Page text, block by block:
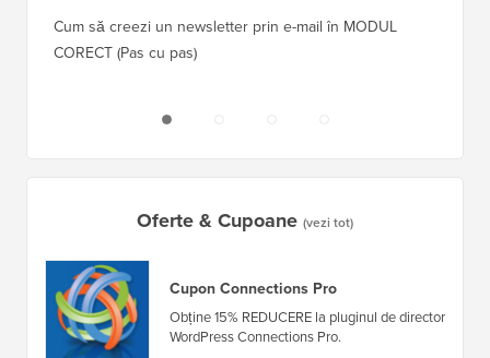
Cum să creezi un newsletter prin e-mail în MODUL
CORECT (Pas cu pas)
Oferte & Cupoane (vezi tot)
Cupon Connections Pro
Obține 15% REDUCERE la pluginul de director
WordPress Connections Pro.